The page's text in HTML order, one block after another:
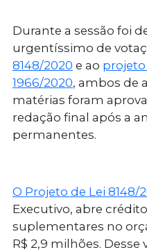
Durante a sessão foi
urgentíssimo de
8148/2020 e ao
1966/2020, ambos de
matérias foram
redação final após a
permanentes.
O Projeto de Lei 8148/
Executivo, abre
suplementares no
R$ 2,9 milhões. Desse